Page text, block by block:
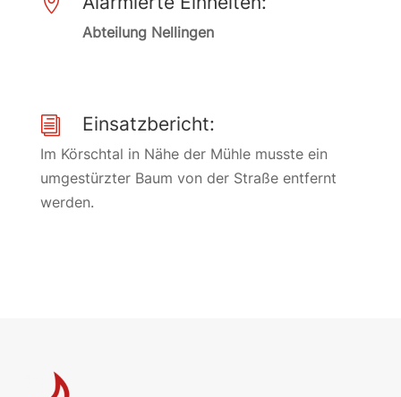
Abteilung Nellingen
i Einsatzbericht:
Im Körschtal in Nähe der Mühle musste ein
umgestürzter Baum von der Straße entfernt
werden.